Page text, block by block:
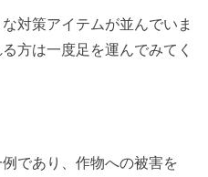
対策アイテムが並んでいま
方は一度足を運んでみてく
であり、作物への被害を